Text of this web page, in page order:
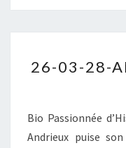
26-03-28-
Bio Passionnée
Andrieux puise